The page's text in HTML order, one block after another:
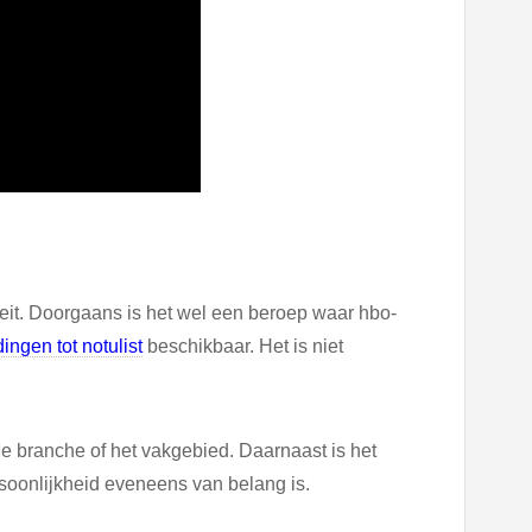
Doorgaans is het wel een beroep waar hbo-
tot notulistbeschikbaar. Het is niet
branche of het vakgebied. Daarnaast is het
eveneens van belang is.